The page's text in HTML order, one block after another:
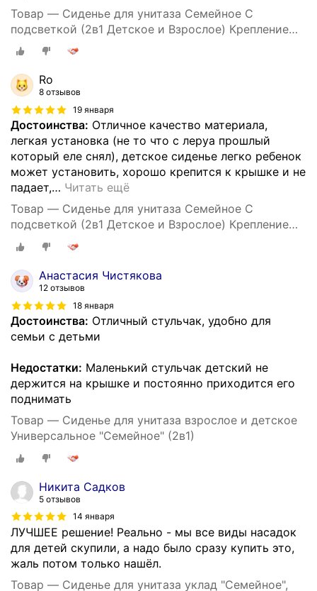
Товар — Сиденье для унитаза Семейное С
подсветкой (2в1 Детское и Взрослое) Крепление
158 мм, Длинна 408 мм, Ширина 362 мм -Уклад
Ro
8 отзывов
19 января
Достоинства: Отличное качество материала,
легкая установка (не то что с леруа прошлый
который еле снял), детское сиденье легко ребенок
может установить, хорошо крепится к крышке и не
падает,… Читать ещё
Товар — Сиденье для унитаза Семейное С
подсветкой (2в1 Детское и Взрослое) Крепление
158 мм, Длинна 408 мм, Ширина 362 мм -Уклад
Анастасия Чистякова
12 отзывов
18 января
Достоинства: Отличный стульчак, удобно для
семьи с детьми
Недостатки: Маленький стульчак детский не
держится на крышке и постоянно приходится его
поднимать
Товар — Сиденье для унитаза взрослое и детское
Универсальное "Семейное" (2в1)
Никита Садков
5 отзывов
14 января
ЛУЧШЕЕ решение! Реально - мы все виды насадок
для детей скупили, а надо было сразу купить это,
жаль потом только нашёл.
Товар — Сиденье для унитаза уклад "Семейное",